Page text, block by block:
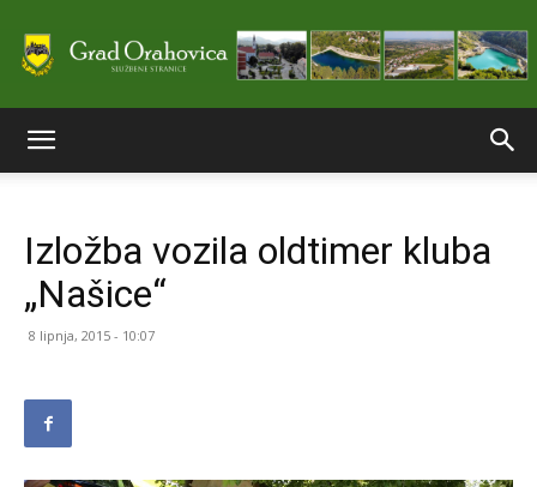
stranice
Izložba vozila oldtimer kluba
„Našice“
8 lipnja, 2015 - 10:07